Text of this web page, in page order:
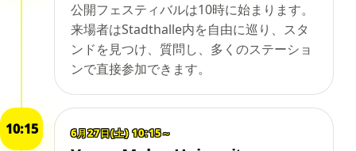
公開フェスティバルは10時に始まります。
来場者はStadthalle内を自由に巡り、スタ
ンドを見つけ、質問し、多くのステーショ
ンで直接参加できます。
10:15 6月27日(土) 10:15～